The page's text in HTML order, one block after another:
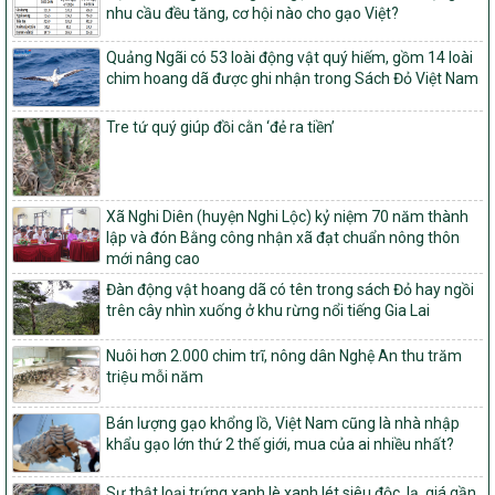
Chương trình mục tiêu quốc gia xây dựng nông thôn mới, giảm
nghèo bền vững và phát triển kinh tế – xã hội vùng đồng bào dân
tộc thiểu số và miền núi giai đoạn 2026 – 2030
1451/QĐ-UBND
Phê duyệt danh sách các xã thuộc nhóm 1, nhóm 2, nhóm 3
trong xây dựng nông thôn mới giai đoạn 2026-2030 trên địa bàn
tỉnh Nghệ An
103/PTNT-NTM
Về việc đăng ký thực hiện Dự án liên kết theo chuỗi giá trị thuộc
Dự án 2 – Chương trình Mục tiêu quốc gia Giảm nghèo bền vững
giai đoạn 2021-2025 được kéo dài sang năm 2026
827/QĐ-BNNMT
Quyết định Ban hành Kế hoạch triển khai thực hiện Chương trình
mục tiêu quốc gia xây dựng nông thôn mới, giảm nghèo bền
vững và phát triển kinh tế – xã hội vùng đồng bào dân tộc thiểu
số và miền núi giai đoạn 2026-2035, giai đoạn I: Từ năm 2026
đến năm 2030
14/2026/TT-BNNMT
Hướng dẫn thực hiện một số nội dung tiêu chí, điều kiện thuộc Bộ
tiêu chí quốc gia về nông thôn mới giai đoạn 2026 – 2030 thuộc
phạm vi quản lý nhà nước của Bộ Nông nghiệp và Môi trường
nhu cầu đều tăng, cơ hội nào cho gạo Việt?
Quảng Ngãi có 53 loài động vật quý hiếm, gồm 14 loài
chim hoang dã được ghi nhận trong Sách Đỏ Việt Nam
Tre tứ quý giúp đồi cằn ‘đẻ ra tiền’
Xã Nghi Diên (huyện Nghi Lộc) kỷ niệm 70 năm thành
lập và đón Bằng công nhận xã đạt chuẩn nông thôn
mới nâng cao
Đàn động vật hoang dã có tên trong sách Đỏ hay ngồi
trên cây nhìn xuống ở khu rừng nổi tiếng Gia Lai
Nuôi hơn 2.000 chim trĩ, nông dân Nghệ An thu trăm
triệu mỗi năm
Bán lượng gạo khổng lồ, Việt Nam cũng là nhà nhập
khẩu gạo lớn thứ 2 thế giới, mua của ai nhiều nhất?